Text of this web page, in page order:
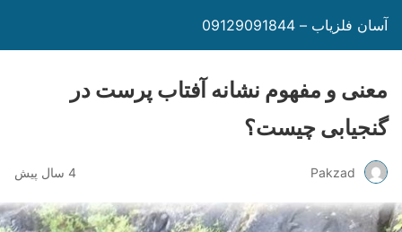
آسان فلزیاب – 09129091844
معنی و مفهوم نشانه آفتاب پرست در
گنجیابی چیست؟
Pakzad 4 سال پیش